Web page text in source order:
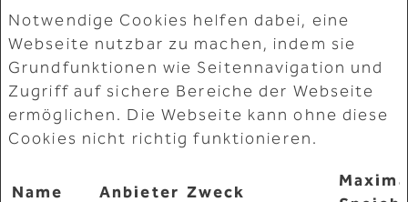
Notwendige Cookies helfen dabei, eine
Webseite nutzbar zu machen, indem sie
Grundfunktionen wie Seitennavigation und
Zugriff auf sichere Bereiche der Webseite
ermöglichen. Die Webseite kann ohne diese
Cookies nicht richtig funktionieren.
Name Anbieter Zweck